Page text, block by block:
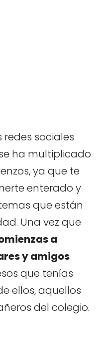
redes sociales
ha multiplicado
ya que te
enterado y
que están
Una vez que
a
y amigos
que tenías
ellos, aquellos
del colegio.